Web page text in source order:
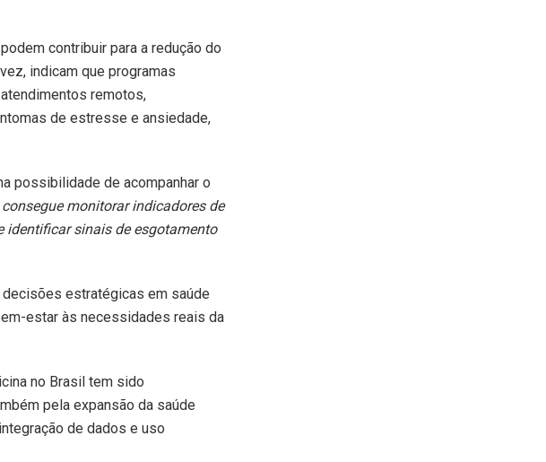
contribuir para a redução do
indicam que programas
remotos,
de estresse e ansiedade,
possibilidade de acompanhar o
consegue monitorar indicadores de
identificar sinais de esgotamento
estratégicas em saúde
estar às necessidades reais da
no Brasil tem sido
pela expansão da saúde
de dados e uso